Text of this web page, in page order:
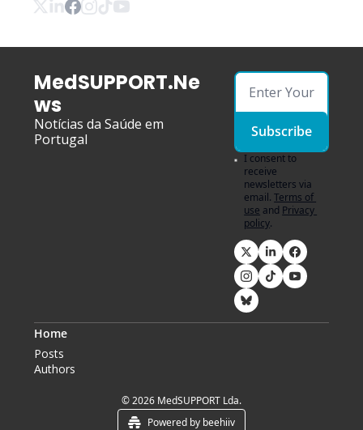
MedSUPPORT.Ne
ws
Notícias da Saúde em
Portugal
Subscribe
I consent to
receive
newsletters via
email. Terms of
use and Privacy
policy.
Home
Posts
Authors
© 2026 MedSUPPORT Lda.
Powered by beehiiv